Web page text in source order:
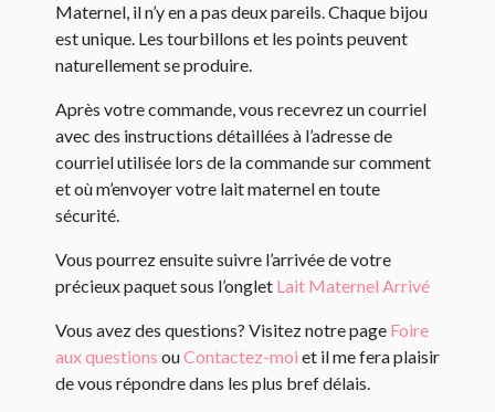
Maternel, il n’y en a pas deux pareils. Chaque bijou
est unique. Les tourbillons et les points peuvent
naturellement se produire.
Après votre commande, vous recevrez un courriel
avec des instructions détaillées à l’adresse de
courriel utilisée lors de la commande sur comment
et où m’envoyer votre lait maternel en toute
sécurité.
Vous pourrez ensuite suivre l’arrivée de votre
précieux paquet sous l’onglet Lait Maternel Arrivé
Vous avez des questions? Visitez notre page Foire
aux questions ouContactez-moi et il me fera plaisir
de vous répondre dans les plus bref délais.